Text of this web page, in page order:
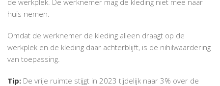
huis nemen.
Omdat de werknemer de kleding alleen draagt op de
werkplek en de kleding daar achterblijft, is de nihilwaardering
van toepassing.
Tip: De vrije ruimte stijgt in 2023 tijdelijk naar 3% over de